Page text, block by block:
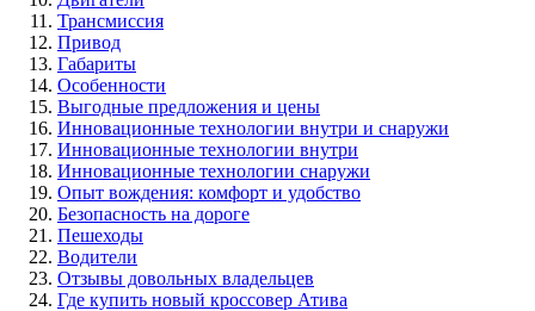
Трансмиссия
Привод
Габариты
Особенности
Выгодные предложения и цены
Инновационные технологии внутри и снаружи
Инновационные технологии внутри
Инновационные технологии снаружи
Опыт вождения: комфорт и удобство
Безопасность на дороге
Пешеходы
Водители
Отзывы довольных владельцев
Где купить новый кроссовер Атива